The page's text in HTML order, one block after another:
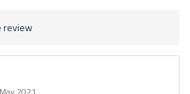
review
2021